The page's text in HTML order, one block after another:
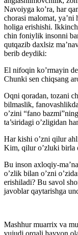
Navoiyga ko’ra, har
chorasi malomat,
holiga erishishi.
chin foniylik insonni
qutqazib daxlsiz
berib deydiki:
El nifoqin ko’rmayin
Chunki sen chiqsang
Oqni qoradan, tozani
bilmaslik,
o’zini “fano
ta’siridagi o’zligidan
Har kishi o’zni qilur
Kim, qilur o’zluki birla
Bu inson axloqiy-
o’zlik bilan o’zni
erishiladi? Bu savol
javoblar qaytarishga
Mashhur muarrix va
vujudi orqali hayvon